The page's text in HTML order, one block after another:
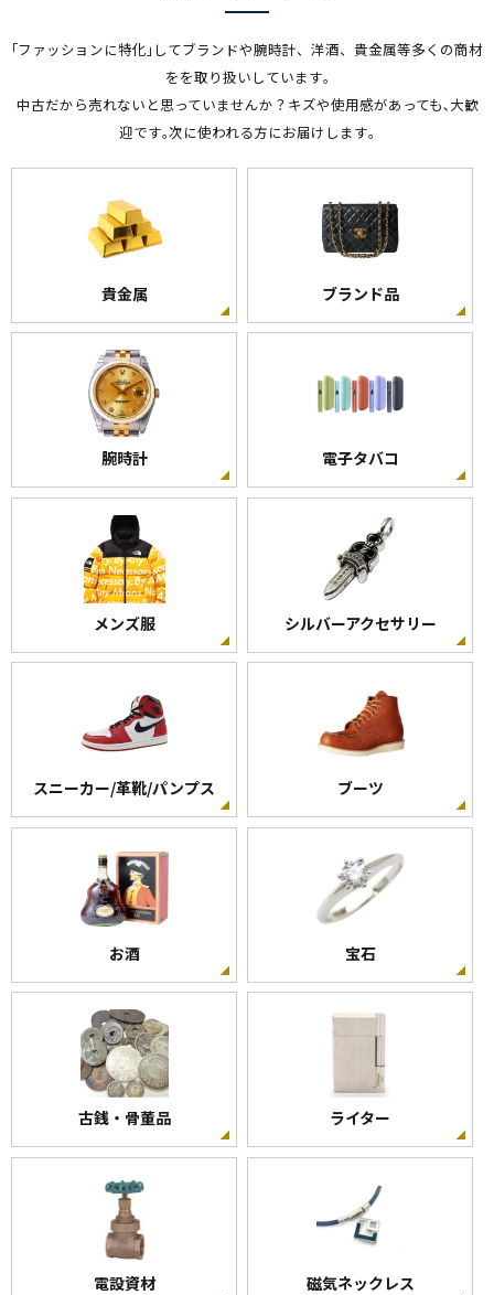
｢ファッションに特化｣してブランドや腕時計、洋酒、貴金属等多くの商材
をを取り扱いしています｡
中古だから売れないと思っていませんか？キズや使用感があっても､大歓
迎です｡次に使われる方にお届けします｡
貴金属 ブランド品
腕時計 電子タバコ
メンズ服 シルバーアクセサリー
スニーカー/革靴/パンプス ブーツ
お酒 宝石
古銭・骨董品 ライター
電設資材 磁気ネックレス